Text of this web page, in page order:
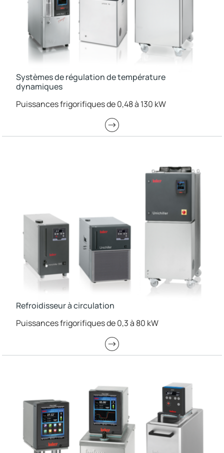
Systèmes de régulation de température
dynamiques
Puissances frigorifiques de 0,48 à 130 kW
Refroidisseur à circulation
Puissances frigorifiques de 0,3 à 80 kW